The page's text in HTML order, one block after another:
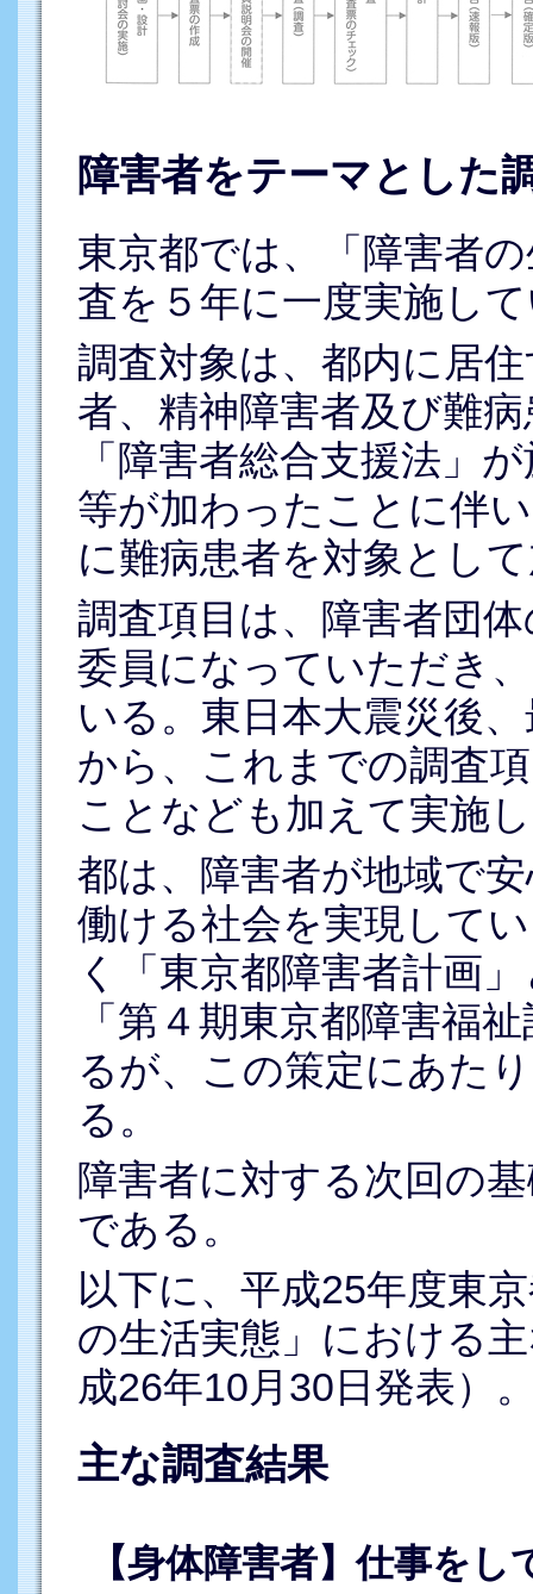
障害者をテーマとした
東京都では、「障害者
査を５年に一度実施し
調査対象は、都内に居
者、精神障害者及び難
「障害者総合支援法」
等が加わったことに伴
に難病患者を対象とし
調査項目は、障害者団
委員になっていただき
いる。東日本大震災後
から、これまでの調査
ことなども加えて実施
都は、障害者が地域で
働ける社会を実現して
く「東京都障害者計画
「第４期東京都障害福
るが、この策定にあた
る。
障害者に対する次回の
である。
以下に、平成25年度東
の生活実態」における
成26年10月30日発表）
主な調査結果
【身体障害者】仕事を